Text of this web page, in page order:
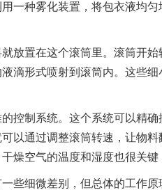
一种雾化装置，将包衣液均
放置在这个滚筒里。滚筒开
滴形式喷射到滚筒内。这些
控制系统。这个系统可以精
以通过调整滚筒转速，让物
燥空气的温度和湿度也很关
些细微差别，但总体的工作